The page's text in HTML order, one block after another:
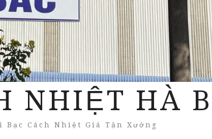
NHIỆT HÀ
Bạc Cách Nhiệt Giá Tận Xưởng